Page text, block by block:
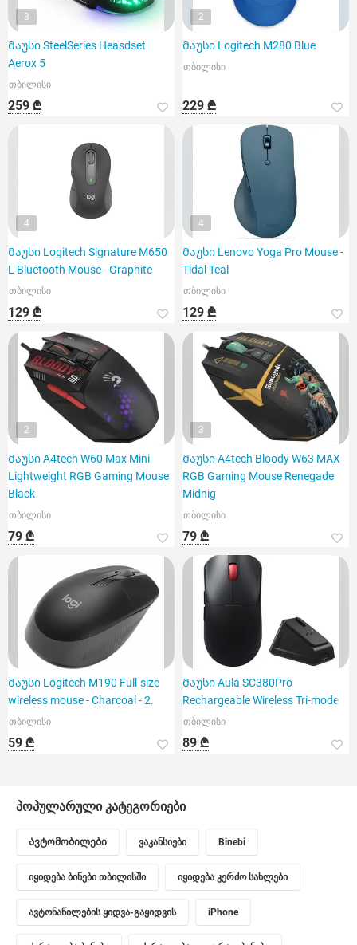
3
Მაუსი SteelSeries Heasdset
Aerox 5
თბილისი
259 ₾
2
Მაუსი Logitech M280 Blue
თბილისი
229 ₾
4
Მაუსი Logitech Signature M650
L Bluetooth Mouse - Graphite
თბილისი
129 ₾
4
Მაუსი Lenovo Yoga Pro Mouse -
Tidal Teal
თბილისი
129 ₾
2
Მაუსი A4tech W60 Max Mini
Lightweight RGB Gaming Mouse
Black
თბილისი
79 ₾
3
Მაუსი A4tech Bloody W63 MAX
RGB Gaming Mouse Renegade
Midnig
თბილისი
79 ₾
Მაუსი Logitech M190 Full-size
wireless mouse - Charcoal - 2.
თბილისი
59 ₾
Მაუსი Aula SC380Pro
Rechargeable Wireless Tri-mode
თბილისი
89 ₾
პოპულარული კატეგორიები
Ავტომობილები ვაკანსიები Binebi
იყიდება ბინები თბილისში იყიდება კერძო სახლები
ავტონაწილების ყიდვა-გაყიდვის iPhone